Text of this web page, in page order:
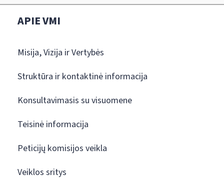
APIE VMI
Misija, Vizija ir Vertybės
Struktūra ir kontaktinė informacija
Konsultavimasis su visuomene
Teisinė informacija
Peticijų komisijos veikla
Veiklos sritys